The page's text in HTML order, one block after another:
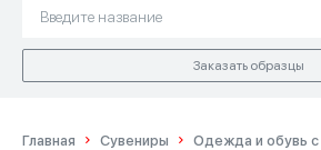
Заказать образцы
Главная Сувениры
Одежда и обувь с